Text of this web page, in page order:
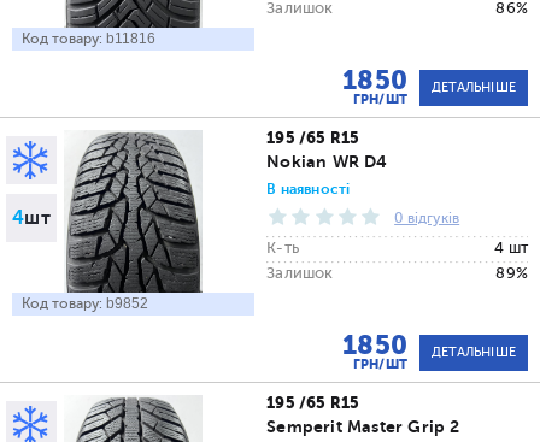
Код товару: b11816
Залишок
86%
1850
ГРН/ШТ
ДЕТАЛЬНІШЕ
4шт
Код товару: b9852
195 /65 R15
Nokian WR D4
В наявності
0 відгуків
К-ть
4 шт
Залишок
89%
1850
ГРН/ШТ
ДЕТАЛЬНІШЕ
195 /65 R15
Semperit Master Grip 2